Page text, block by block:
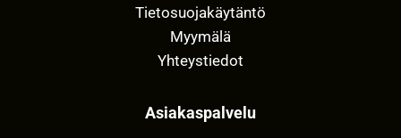
Tietosuojakäytäntö
Myymälä
Yhteystiedot
Asiakaspalvelu